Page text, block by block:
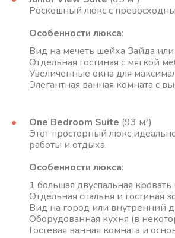
Роскошный люкс с
Особенности люкса:
Вид на мечеть шейха Зайда или
Отдельная гостиная с мягкой
Увеличенные окна для
Элегантная ванная комната с
One Bedroom Suite (93 м²)
Этот просторный люкс
работы и отдыха.
Особенности люкса:
1 большая двуспальная кровать
Отдельная спальня и гостиная
Вид на город или внутренний
Оборудованная кухня (в
Гостевая ванная комната и